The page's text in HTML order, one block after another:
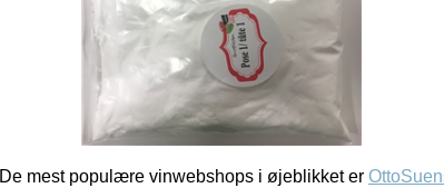
De mest populære vinwebshops i øjeblikket er